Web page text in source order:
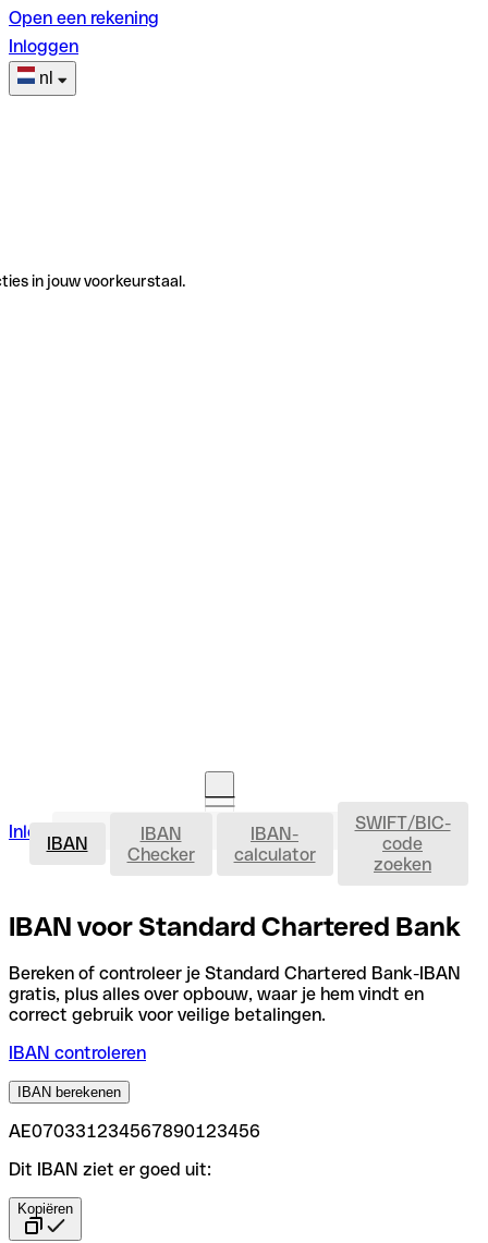
Open een rekening
Inloggen
nl
in jouw voorkeurstaal.
Inloggen Rekening openen IBAN
IBAN
IBAN
Checker
IBAN-
calculator
SWIFT/BIC-
code
zoeken
IBAN voor Standard Chartered Bank
Bereken of controleer je Standard Chartered Bank-IBAN
gratis, plus alles over opbouw, waar je hem vindt en
correct gebruik voor veilige betalingen.
IBAN controleren
IBAN berekenen
AE070331234567890123456
Dit IBAN ziet er goed uit:
Kopiëren